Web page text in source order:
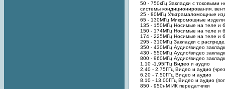
50 - 750кГц Закладки с токовыми
системы кондиционирования,
25 - 80МГц Ультрамаломощные
65 - 130МГц Микромощные
135 - 150МГц Носимые на теле и
150 - 174МГц Носимые на теле и
174 - 225МГц Носимые на теле и
295 - 310МГц Закладки с
350 - 430МГц Аудио/видео
430 - 550МГц Аудио/видео
800 - 960МГц Аудио/видео
1,10 -1,95ГГц Видео и аудио
2,40 - 2,75ГГц Видео и аудио
6,20 - 7,50ГГц Видео и аудио
8.10 - 13,00ГГц Видео и аудио
850 - 950нМ ИК передатчики